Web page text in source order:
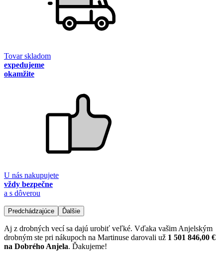
Tovar skladom
expedujeme
okamžite
U nás nakupujete
vždy bezpečne
a s dôverou
Predchádzajúce Ďalšie
Aj z drobných vecí sa dajú urobiť veľké. Vďaka vašim Anjelským
drobným ste pri nákupoch na Martinuse darovali už 1 501 846,00 €
na Dobrého Anjela. Ďakujeme!